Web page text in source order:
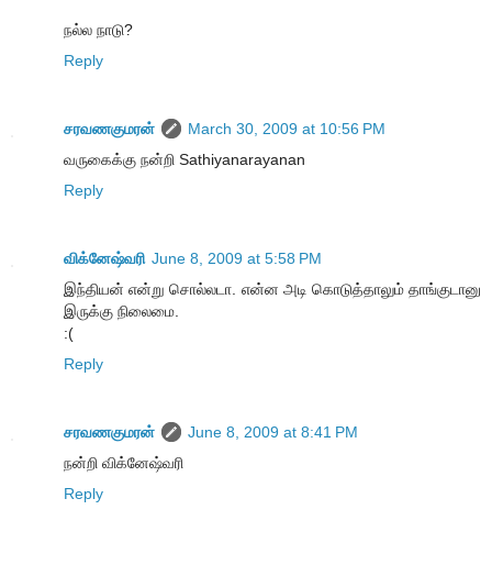
நல்ல நாடு?
Reply
சரவணகுமரன்
March 30, 2009 at 10:56 PM
வருகைக்கு நன்றி Sathiyanarayanan
Reply
விக்னேஷ்வரி June 8, 2009 at 5:58 PM
இந்தியன் என்று சொல்லடா. என்ன அடி கொடுத்தாலும் தாங்குடானு
இருக்கு நிலைமை.
:(
Reply
சரவணகுமரன்
June 8, 2009 at 8:41 PM
நன்றி விக்னேஷ்வரி
Reply